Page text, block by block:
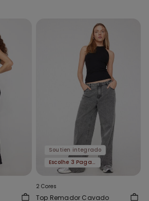
Soutien integrado
Escolhe 3 Paga 2
2 Cores
Top Remador Cavado